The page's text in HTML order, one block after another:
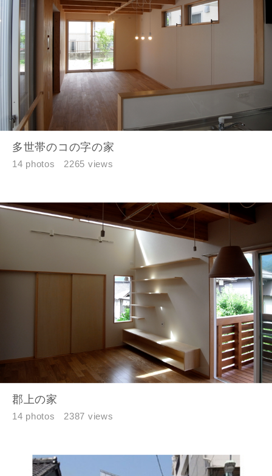
多世帯のコの字の家
14 photos 2265 views
郡上の家
14 photos 2387 views
建築予定地
希望の予算
資料請求にあたっての注意事項
当社は，当社のプライバシーポリシー
に則って，いただい
た情報を利用します。
損害について、債務不履行責任、不法行為責任、その他の法
専門家の都合により、資料の送付が遅くなったり、送付
できない場合があります。あらかじめご了承ください。
閉じる
閉じる
閉じる